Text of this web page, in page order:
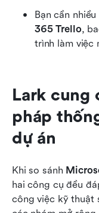
Bạn cần
365 Trello,
trình làm việc
Lark cung
pháp
dự án
Khi so sánh
hai công cụ đều
công việc kỹ thuật